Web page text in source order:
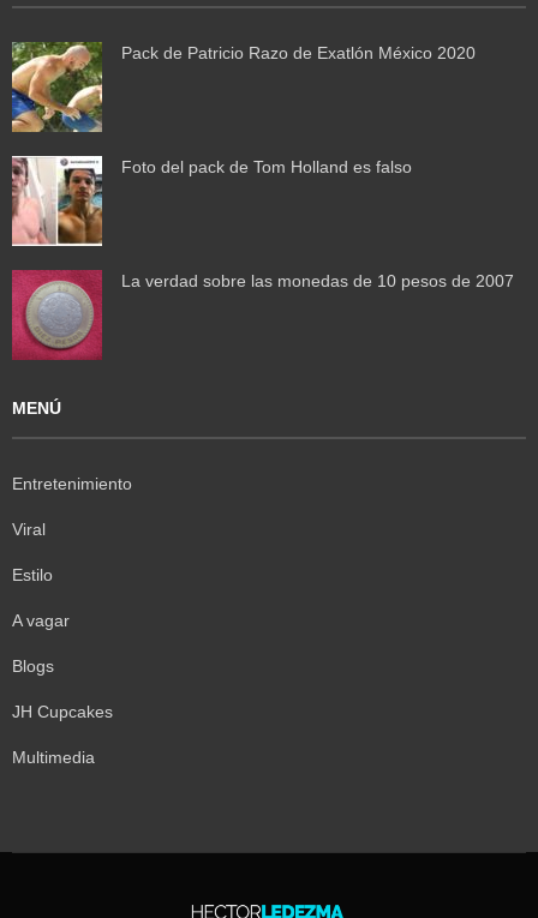
Pack de Patricio Razo de Exatlón México 2020
Foto del pack de Tom Holland es falso
La verdad sobre las monedas de 10 pesos de 2007
MENÚ
Entretenimiento
Viral
Estilo
A vagar
Blogs
JH Cupcakes
Multimedia